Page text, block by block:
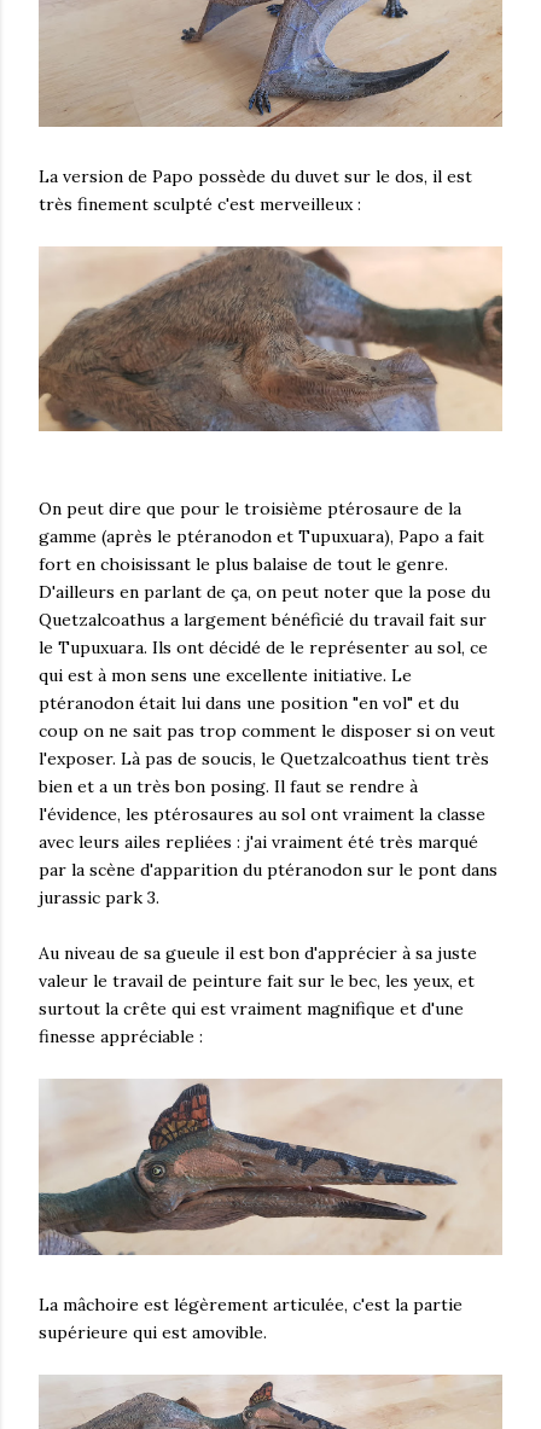
La version de Papo possède du duvet sur le dos, il est
très finement sculpté c'est merveilleux :
On peut dire que pour le troisième ptérosaure de la
gamme (après le ptéranodon et Tupuxuara), Papo a fait
fort en choisissant le plus balaise de tout le genre.
D'ailleurs en parlant de ça, on peut noter que la pose du
Quetzalcoathus a largement bénéficié du travail fait sur
le Tupuxuara. Ils ont décidé de le représenter au sol, ce
qui est à mon sens une excellente initiative. Le
ptéranodon était lui dans une position "en vol" et du
coup on ne sait pas trop comment le disposer si on veut
l'exposer. Là pas de soucis, le Quetzalcoathus tient très
bien et a un très bon posing. Il faut se rendre à
l'évidence, les ptérosaures au sol ont vraiment la classe
avec leurs ailes repliées : j'ai vraiment été très marqué
par la scène d'apparition du ptéranodon sur le pont dans
jurassic park 3.
Au niveau de sa gueule il est bon d'apprécier à sa juste
valeur le travail de peinture fait sur le bec, les yeux, et
surtout la crête qui est vraiment magnifique et d'une
finesse appréciable :
La mâchoire est légèrement articulée, c'est la partie
supérieure qui est amovible.